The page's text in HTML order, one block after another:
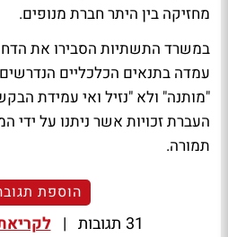
מחזיקה בין היתר חברת מנופים.
במשרד התשתיות הסבירו את
עמדה בתנאים הכלכליים
"מותנה" ולא "נזיל ואי עמידת
העברת זכויות אשר ניתנו על ידי
תמורה.
הוספת
31 תגובות |